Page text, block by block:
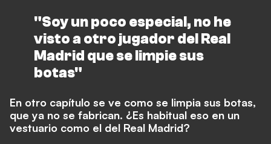
"Soy un poco especial, no he
visto a otro jugador del Real
Madrid que se limpie sus
botas"
En otro capítulo se ve como se limpia sus botas,
que ya no se fabrican. ¿Es habitual eso en un
vestuario como el del Real Madrid?